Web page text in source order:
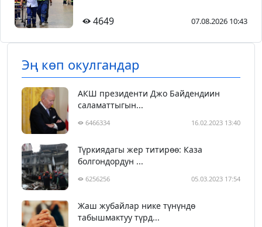
4649 07.08.2026 10:43
Эң көп окулгандар
АКШ президенти Джо Байдендиин
саламаттыгын...
6466334 16.02.2023 13:40
Түркиядагы жер титирөө: Каза
болгондордун ...
6256256 05.03.2023 17:54
Жаш жубайлар нике түнүндө
табышмактуу түрд...